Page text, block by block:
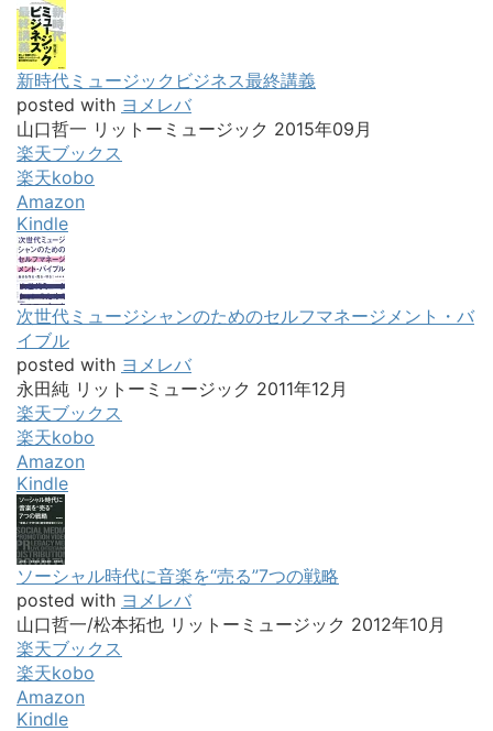
新時代ミュージックビジネス最終講義
posted with ヨメレバ
山口哲一 リットーミュージック 2015年09月
楽天ブックス
楽天kobo
Amazon
Kindle
次世代ミュージシャンのためのセルフマネージメント・バ
イブル
posted with ヨメレバ
永田純 リットーミュージック 2011年12月
楽天ブックス
楽天kobo
Amazon
Kindle
ソーシャル時代に音楽を“売る”7つの戦略
posted with ヨメレバ
山口哲一/松本拓也 リットーミュージック 2012年10月
楽天ブックス
楽天kobo
Amazon
Kindle